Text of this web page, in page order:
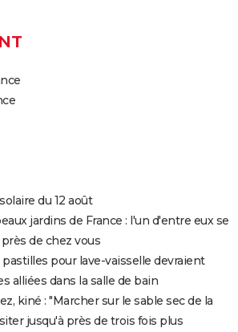
du 12 août
jardins de France : l'un d'entre eux se
de chez vous
pour lave-vaisselle devraient
alliées dans la salle de bain
kiné : "Marcher sur le sable sec de la
jusqu'à près de trois fois plus